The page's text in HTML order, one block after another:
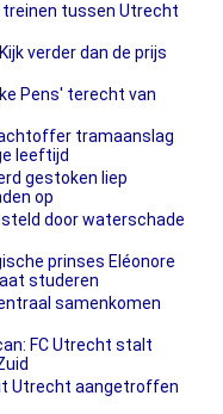
tussen Utrecht
verder dan de prijs
Pens' terecht van
tramaanslag
leeftijd
gestoken liep
op
door waterschade
prinses Eléonore
studeren
samenkomen
FC Utrecht stalt
Utrecht aangetroffen